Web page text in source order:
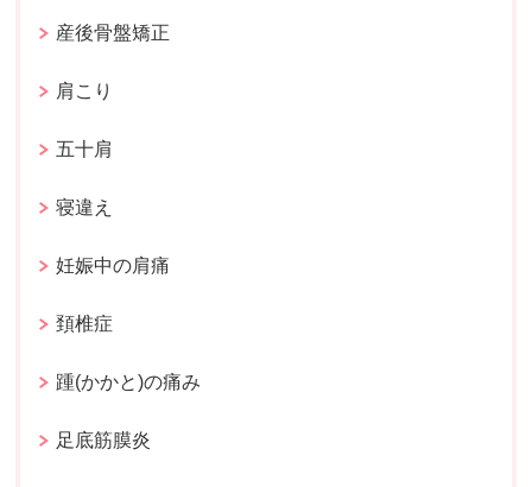
産後骨盤矯正
肩こり
五十肩
寝違え
妊娠中の肩痛
頚椎症
踵(かかと)の痛み
足底筋膜炎